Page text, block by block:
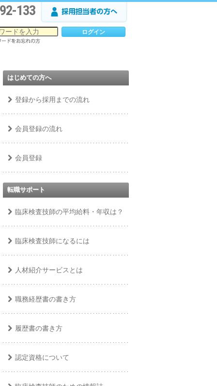
133
はじめての方へ
登録から採用までの流れ
会員登録の流れ
会員登録
転職サポート
臨床検査技師の平均給料・年収は？
臨床検査技師になるには
人材紹介サービスとは
職務経歴書の書き方
履歴書の書き方
認定資格について